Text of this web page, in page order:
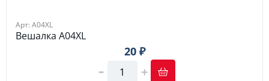
Арт: A04XL
Вешалка A04XL
20 ₽